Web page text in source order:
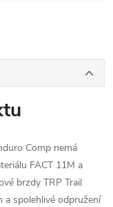
Comp nemá
FACT 11M a
brzdy TRP Trail
a spolehlivé odpružení